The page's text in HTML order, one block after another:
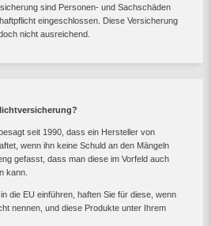
sind Personen- und Sachschäden
eingeschlossen. Diese Versicherung
nicht ausreichend.
seit 1990, dass ein Hersteller von
wenn ihn keine Schuld an den Mängeln
gefasst, dass man diese im Vorfeld auch
kann.
die EU einführen, haften Sie für diese, wenn
nennen, und diese Produkte unter Ihrem